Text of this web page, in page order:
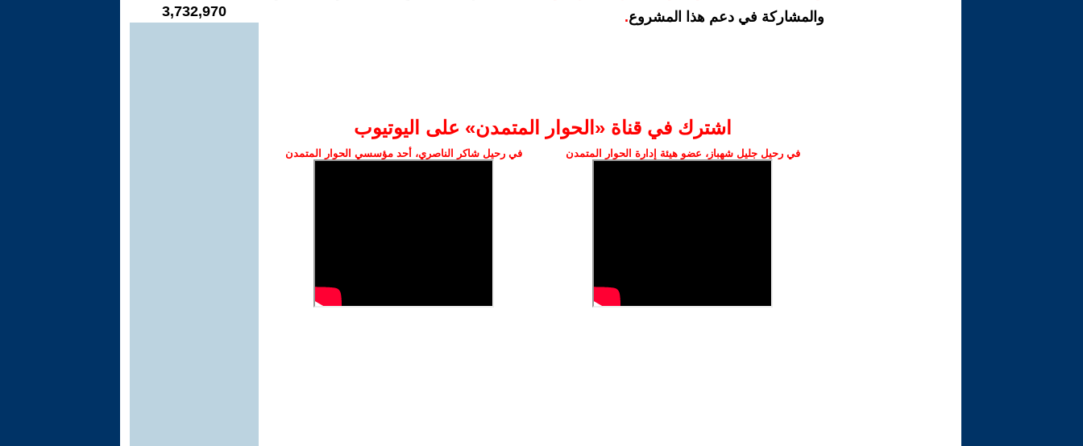
والمشاركة في دعم هذا المشروع.
اشترك في قناة ‫«الحوار المتمدن» على اليوتيوب
في رحيل جليل شهباز، عضو هيئة إدارة الحوار المتمدن في رحيل شاكر الناصري، أحد مؤسسي الحوار المتمدن
3,732,970